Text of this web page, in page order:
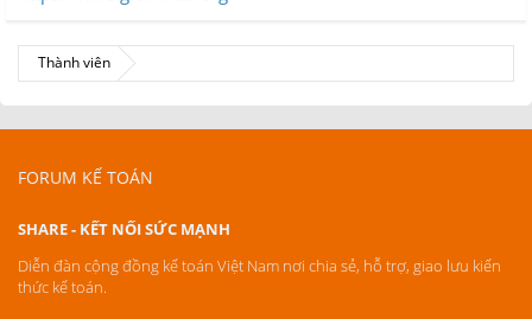
Thành viên
FORUM KẾ TOÁN
SHARE - KẾT NỐI SỨC MẠNH
Diễn đàn cộng đồng kế toán Việt Nam nơi chia sẻ, hỗ trợ, giao lưu kiến
thức kế toán.